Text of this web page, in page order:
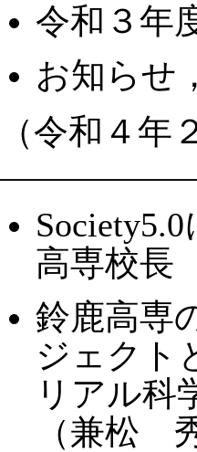
令和３年
お知らせ
（令和４
高専校
鈴鹿高専
ジェクト
リアル
（兼松